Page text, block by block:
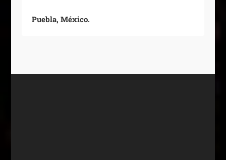
Puebla, México.